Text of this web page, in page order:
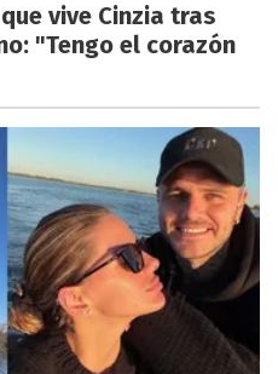
vive Cinzia tras
"Tengo el corazón